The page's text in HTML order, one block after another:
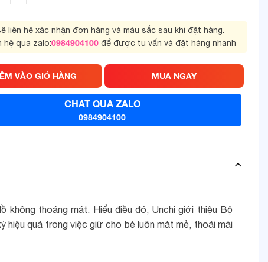
liên hệ xác nhận đơn hàng và màu sắc sau khi đặt hàng.
hệ qua zalo:0984904100 để được tu vấn và đặt hàng nhanh
VÀO GIỎ HÀNG MUA NGAY
CHAT QUA ZALO
0984904100
không thoáng mát. Hiểu điều đó, Unchi giới thiệu Bộ
hiệu quả trong việc giữ cho bé luôn mát mẻ, thoải mái